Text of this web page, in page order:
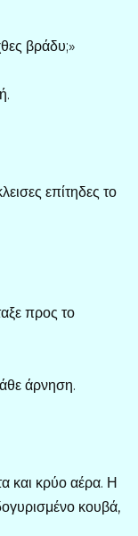
βράδυ;»
επίτηδες το
προς το
άρνηση.
και κρύο αέρα. Η
κουβά,